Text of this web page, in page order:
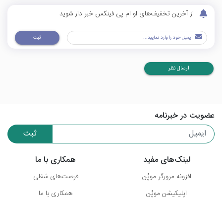
از آخرین تخفیف‌های او ام پی فینکس خبر دار شوید
ثبت
ارسال نظر
عضویت در خبرنامه
ثبت
لینک‌های مفید
افزونه مرورگر موپُن
اپلیکیشن موپُن
همکاری با ما
فرصت‌های شغلی
همکاری با ما